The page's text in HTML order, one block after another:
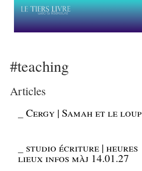
#teaching
Articles
_Cergy | Samah et le loup
studio écriture | heures
lieux infos màj 14.01.27